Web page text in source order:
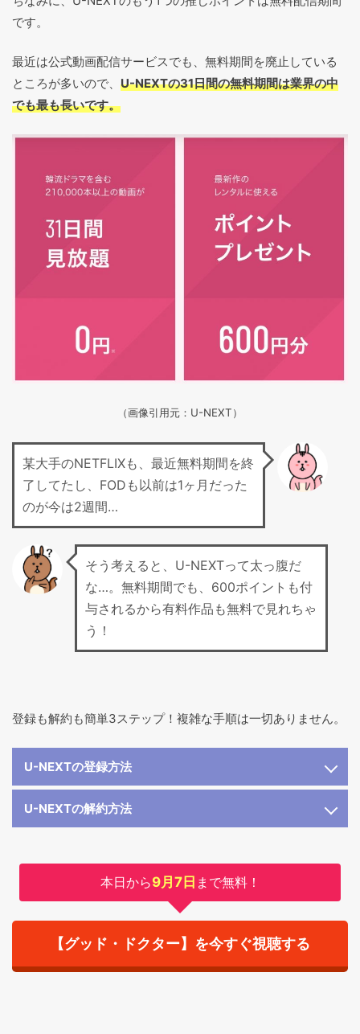
です。
最近は公式動画配信サービスでも、無料期間を廃止している
ところが多いので、 U-NEXTの31日間の無料期間は業界の中
でも最も長いです。
（画像引用元：U-NEXT）
某大手のNETFLIXも、最近無料期間を終
了してたし、FODも以前は1ヶ月だった
のが今は2週間…
そう考えると、U-NEXTって太っ腹だ
な…。無料期間でも、600ポイントも付
与されるから有料作品も無料で見れちゃ
う！
登録も解約も簡単3ステップ！複雑な手順は一切ありません。
U-NEXTの登録方法
U-NEXTの解約方法
本日から9月7日 まで無料！
【グッド・ドクター】を今すぐ視聴する